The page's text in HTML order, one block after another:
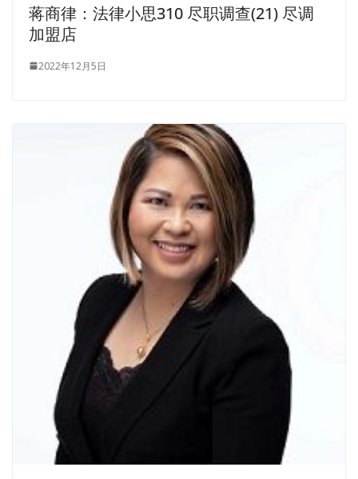
蒋商律：法律小思310 尽职调查(21) 尽调
加盟店
2022年12月5日